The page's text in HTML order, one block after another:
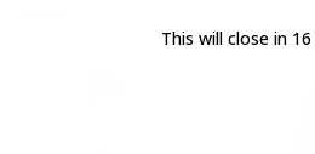
This will close in 16